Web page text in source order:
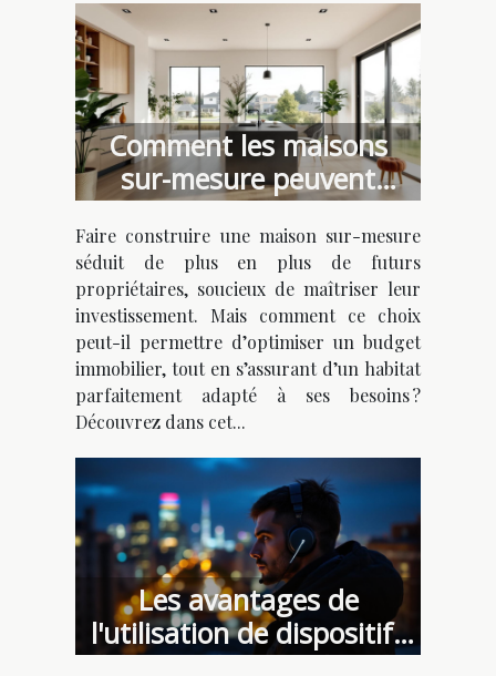
Comment les maisons
sur-mesure peuvent
optimiser votre budget ?
Faire construire une maison sur-mesure
séduit de plus en plus de futurs
propriétaires, soucieux de maîtriser leur
investissement. Mais comment ce choix
peut-il permettre d’optimiser un budget
immobilier, tout en s’assurant d’un habitat
parfaitement adapté à ses besoins ?
Découvrez dans cet...
Les avantages de
l'utilisation de dispositifs
d'écoute discrets dans la